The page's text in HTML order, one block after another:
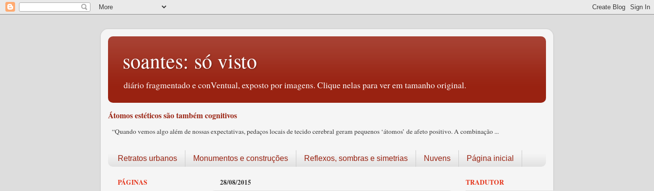
soantes: só visto
diário fragmentado e conVentual, exposto por imagens. Clique nelas para ver em tamanho original.
Átomos estéticos são também cognitivos
“Quando vemos algo além de nossas expectativas, pedaços locais de tecido cerebral geram pequenos ‘átomos’ de afeto positivo. A combinação ...
Retratos urbanos Monumentos e construções Reflexos, sombras e simetrias Nuvens Página inicial
28/08/2015
PÁGINAS TRADUTOR